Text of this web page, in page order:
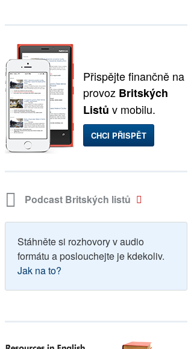
Přispějte finančně na
provoz Britských
Listů v mobilu.
CHCI PŘISPĚT
Podcast Britských listů
Stáhněte si rozhovory v audio
formátu a poslouchejte je kdekoliv.
Jak na to?